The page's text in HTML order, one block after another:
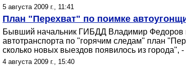
5 августа 2009 г., 11:41
План "Перехват" по поимке
Бывший начальник ГИБДД Владимир Федоров
автотранспорта по "горячим следам" план
сколько новых выездов появилось из города", -
4 августа 2009 г., 15:40